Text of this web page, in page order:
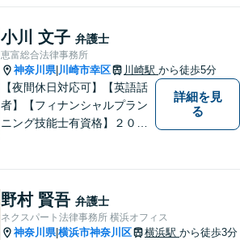
門性を持つ弁護士が、ともに
解決を目指します。どうぞお
気軽にご相談ください。
小川 文子 弁護士
恵富総合法律事務所
神奈川県| 川崎市幸区 川崎駅 から徒歩5分
【夜間休日対応可】【英語話
者】【フィナンシャルプラン
ニング技能士有資格】２０年
ております。
詳細を見
る
野村 賢吾 弁護士
ネクスパート法律事務所 横浜オフィス
神奈川県|横浜市神奈川区 横浜駅 から徒歩3分